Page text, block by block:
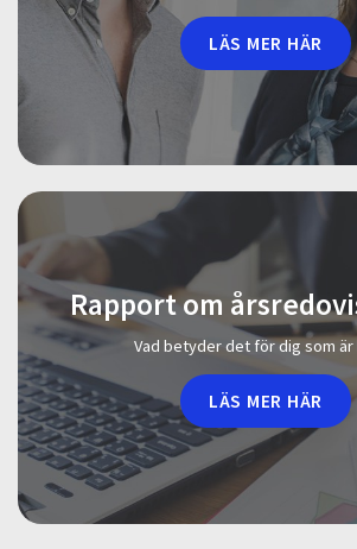
LÄS MER HÄR
Rapport om
Vad betyder det för dig som är
LÄS MER HÄR